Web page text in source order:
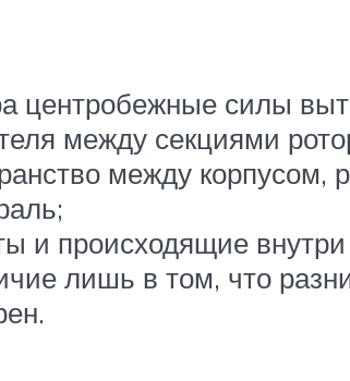
центробежные силы
между секциями
между
и происходящие
лишь в том, что